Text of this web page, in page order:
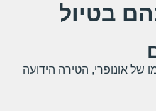
בטיול
של אונופרי, הטירה הידועה